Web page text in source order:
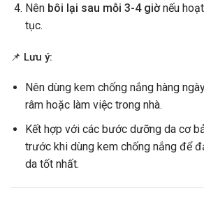
Nên bôi lại sau mỗi 3-4 giờnếu
tục.
📌 Lưu ý:
Nên dùng kem chống nắng hàng
râm hoặc làm việc trong nhà.
Kết hợp với các bước dưỡng da cơ
trước khi dùng kem chống nắng để
da tốt nhất.